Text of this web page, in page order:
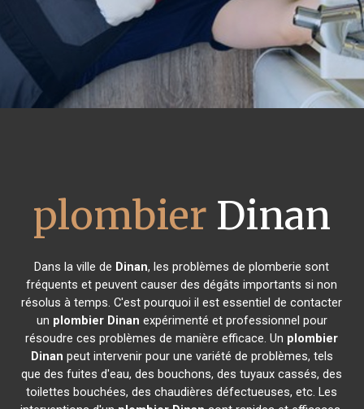
plombier Dinan
Dans la ville de Dinan, les problèmes de plomberie sont
fréquents et peuvent causer des dégâts importants si non
résolus à temps. C'est pourquoi il est essentiel de contacter
un plombier Dinan expérimenté et professionnel pour
résoudre ces problèmes de manière efficace. Un plombier
Dinan peut intervenir pour une variété de problèmes, tels
que des fuites d'eau, des bouchons, des tuyaux cassés, des
toilettes bouchées, des chaudières défectueuses, etc. Les